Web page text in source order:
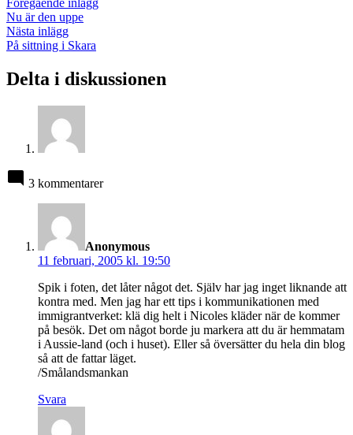
Inläggsnavigering
Nu är den uppe
Nästa inläggNästa
inlägg:
På sittning i Skara
Delta i diskussionen
3 kommentarer
Anonymous
11 februari, 2005 kl. 19:50
Spik i foten, det låter något det. Själv har jag inget liknande att
kontra med. Men jag har ett tips i kommunikationen med
immigrantverket: klä dig helt i Nicoles kläder när de kommer
på besök. Det om något borde ju markera att du är hemmatam
i Aussie-land (och i huset). Eller så översätter du hela din blog
så att de fattar läget.
/Smålandsmankan
Svara